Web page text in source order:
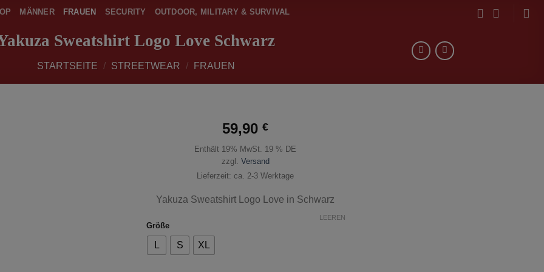
MÄNNER FRAUEN SECURITY OUTDOOR, MILITARY & SURVIVAL
Sweatshirt Logo Love Schwarz
STARTSEITE / STREETWEAR / FRAUEN
59,90 €
Enthält 19% MwSt. 19 % DE
zzgl. Versand
Lieferzeit: ca. 2-3 Werktage
Yakuza Sweatshirt Logo Love in Schwarz
Größe
L S XL
LEEREN